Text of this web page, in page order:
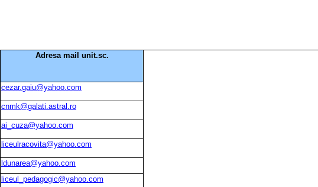
Adresa mail unit.sc.
cezar.gaiu@yahoo.com
cnmk@galati.astral.ro
ai_cuza@yahoo.com
liceulracovita@yahoo.com
ldunarea@yahoo.com
liceul_pedagogic@yahoo.com